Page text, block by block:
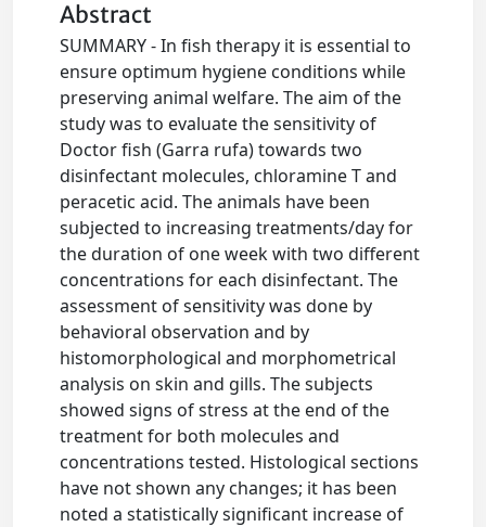
Abstract
SUMMARY - In fish therapy it is essential to
ensure optimum hygiene conditions while
preserving animal welfare. The aim of the
study was to evaluate the sensitivity of
Doctor fish (Garra rufa) towards two
disinfectant molecules, chloramine T and
peracetic acid. The animals have been
subjected to increasing treatments/day for
the duration of one week with two different
concentrations for each disinfectant. The
assessment of sensitivity was done by
behavioral observation and by
histomorphological and morphometrical
analysis on skin and gills. The subjects
showed signs of stress at the end of the
treatment for both molecules and
concentrations tested. Histological sections
have not shown any changes; it has been
noted a statistically significant increase of